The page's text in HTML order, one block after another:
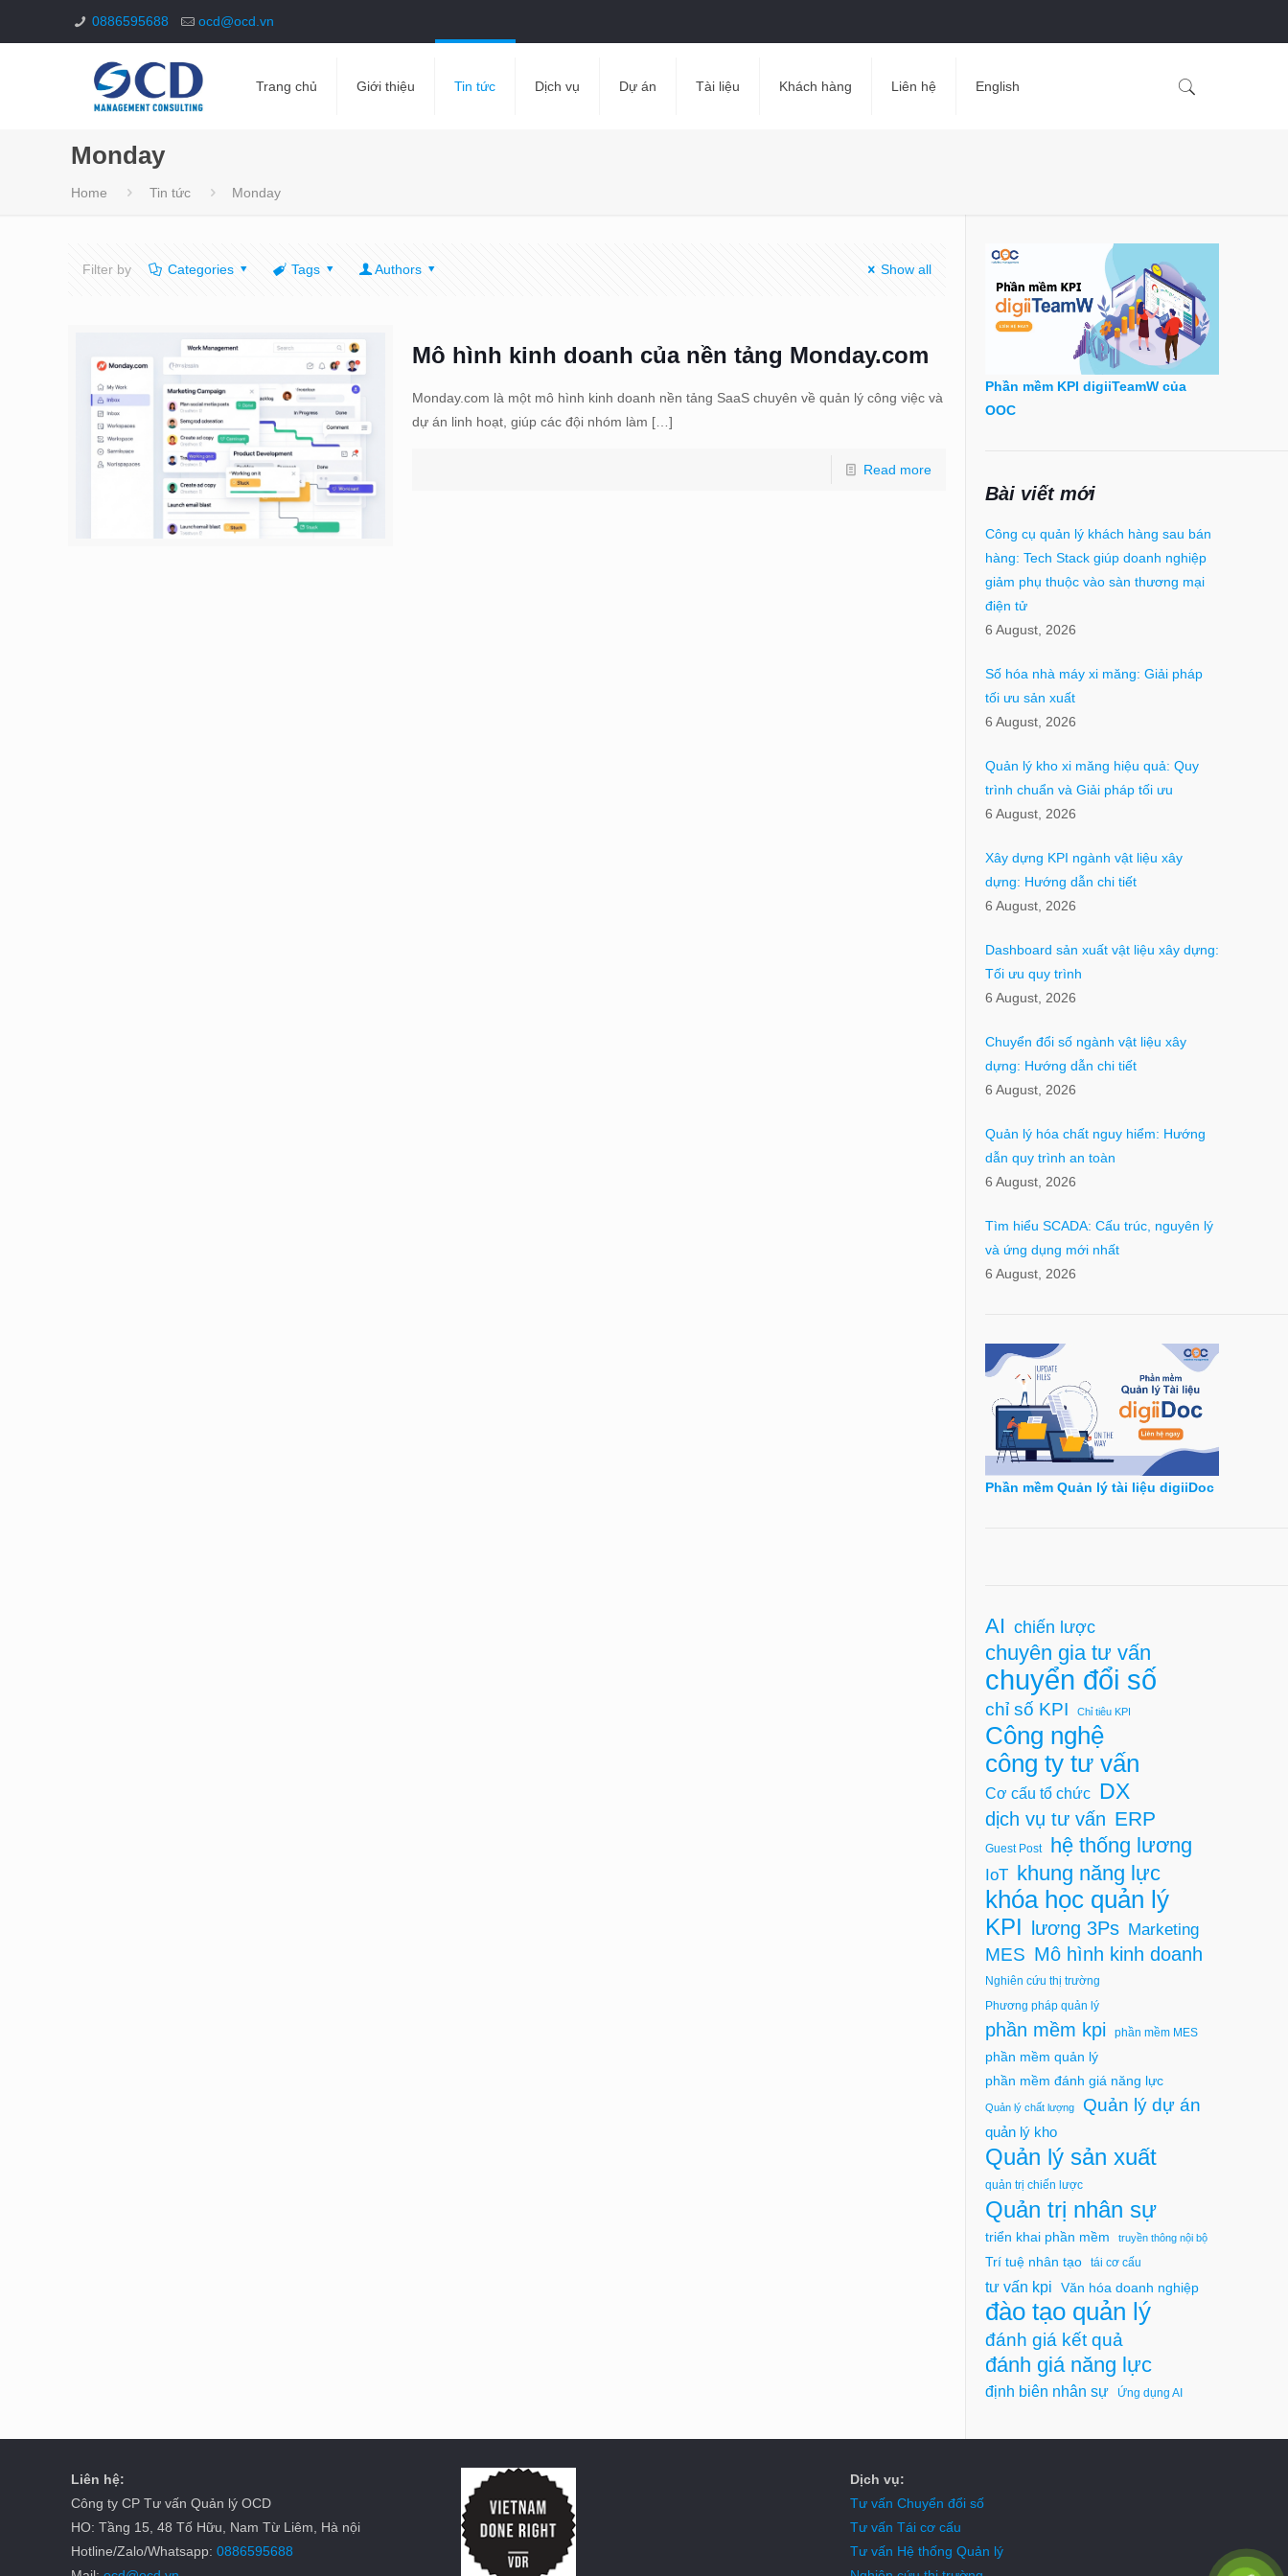
0886595688 ocd@ocd.vn
Trang chủ Giới thiệu Tin tức Dịch vụ Dự án Tài liệu Khách hàng Liên hệ English
Monday
Home Tin tức Monday
Filter by Categories Tags Authors Show all
Mô hình kinh doanh của nền tảng Monday.com
Monday.com là một mô hình kinh doanh nền tảng SaaS chuyên về quản lý công việc và
dự án linh hoạt, giúp các đội nhóm làm […]
Read more
Phần mềm KPI digiiTeamW của
OOC
Bài viết mới
Công cụ quản lý khách hàng sau bán
hàng: Tech Stack giúp doanh nghiệp
giảm phụ thuộc vào sàn thương mại
điện tử
6 August, 2026
Số hóa nhà máy xi măng: Giải pháp
tối ưu sản xuất
6 August, 2026
Quản lý kho xi măng hiệu quả: Quy
trình chuẩn và Giải pháp tối ưu
6 August, 2026
Xây dựng KPI ngành vật liệu xây
dựng: Hướng dẫn chi tiết
6 August, 2026
Dashboard sản xuất vật liệu xây dựng:
Tối ưu quy trình
6 August, 2026
Chuyển đổi số ngành vật liệu xây
dựng: Hướng dẫn chi tiết
6 August, 2026
Quản lý hóa chất nguy hiểm: Hướng
dẫn quy trình an toàn
6 August, 2026
Tìm hiểu SCADA: Cấu trúc, nguyên lý
và ứng dụng mới nhất
6 August, 2026
Phần mềm Quản lý tài liệu digiiDoc
AI chiến lược
chuyên gia tư vấn
chuyển đổi số
chỉ số KPI Chỉ tiêu KPI
Công nghệ
công ty tư vấn
Cơ cấu tổ chức DX
dịch vụ tư vấn ERP
Guest Post hệ thống lương
IoT khung năng lực
khóa học quản lý
KPI lương 3Ps Marketing
MES Mô hình kinh doanh
Nghiên cứu thị trường
Phương pháp quản lý
phần mềm kpi phần mềm MES
phần mềm quản lý
phần mềm đánh giá năng lực
Quản lý chất lượng Quản lý dự án
quản lý kho
Quản lý sản xuất
quản trị chiến lược
Quản trị nhân sự
triển khai phần mềm truyền thông nội bộ
Trí tuệ nhân tạo tái cơ cấu
tư vấn kpi Văn hóa doanh nghiệp
đào tạo quản lý
đánh giá kết quả
đánh giá năng lực
định biên nhân sự Ứng dụng AI
Liên hệ:
Công ty CP Tư vấn Quản lý OCD
HO: Tầng 15, 48 Tố Hữu, Nam Từ Liêm, Hà nội
Hotline/Zalo/Whatsapp:0886595688
Dịch vụ:
Tư vấn Chuyển đổi số
Tư vấn Tái cơ cấu
Tư vấn Hệ thống Quản lý